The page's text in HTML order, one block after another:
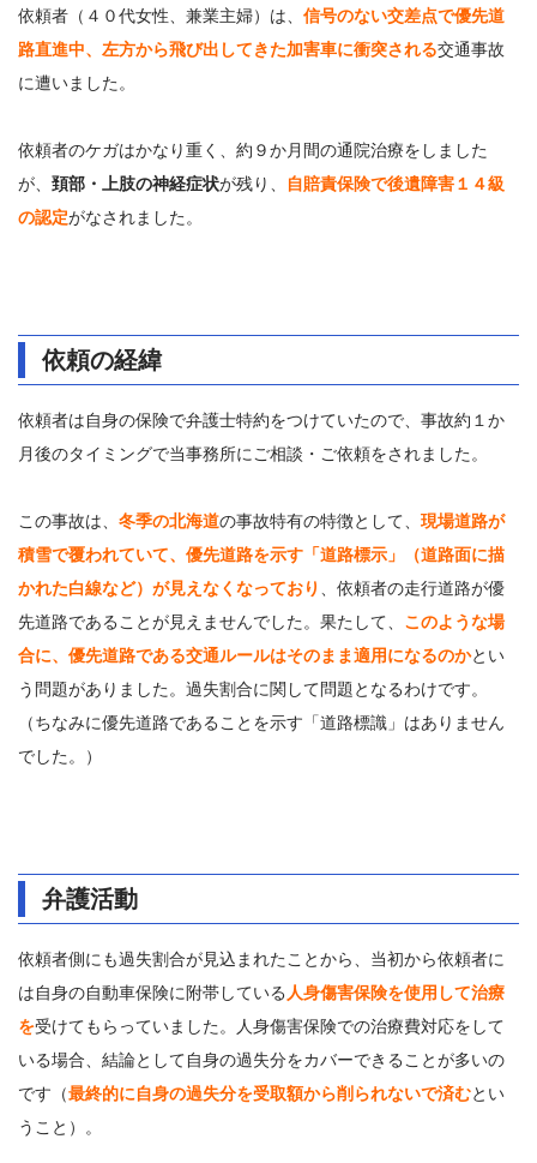
依頼者（４０代女性、兼業主婦）は、 信号のない交差点で優先道
路直進中、左方から飛び出してきた加害車に衝突される交通事故
に遭いました。
依頼者のケガはかなり重く、約９か月間の通院治療をしました
が、 頚部・上肢の神経症状が残り、
自賠責保険で後遺障害１４級
の認定がなされました。
依頼の経緯
依頼者は自身の保険で弁護士特約をつけていたので、事故約１か
月後のタイミングで当事務所にご相談・ご依頼をされました。
この事故は、 冬季の北海道の事故特有の特徴として、 現場道路が
積雪で覆われていて、優先道路を示す「道路標示」（道路面に描
かれた白線など）が見えなくなっており
、依頼者の走行道路が優
先道路であることが見えませんでした。果たして、 このような場
合に、優先道路である交通ルールはそのまま適用になるのかとい
う問題がありました。過失割合に関して問題となるわけです。
（ちなみに優先道路であることを示す「道路標識」はありません
でした。）
弁護活動
依頼者側にも過失割合が見込まれたことから、当初から依頼者に
は自身の自動車保険に附帯している 人身傷害保険を使用して治療
を受けてもらっていました。人身傷害保険での治療費対応をして
いる場合、結論として自身の過失分をカバーできることが多いの
です（最終的に自身の過失分を受取額から削られないで済むとい
うこと）。